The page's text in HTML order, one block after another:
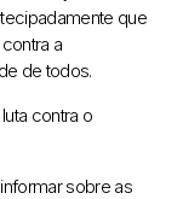
que
a
de todos.
contra o
sobre as